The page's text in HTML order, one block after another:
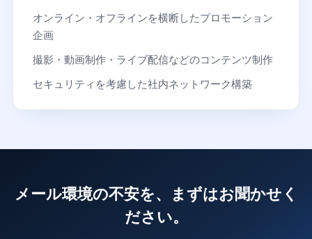
オンライン・オフラインを横断したプロモーション
企画
撮影・動画制作・ライブ配信などのコンテンツ制作
セキュリティを考慮した社内ネットワーク構築
メール環境の不安を、まずはお聞かせく
ださい。